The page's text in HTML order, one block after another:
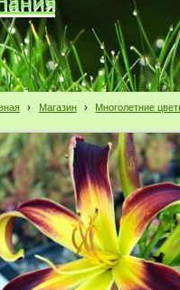
› Магазин › Многолетние